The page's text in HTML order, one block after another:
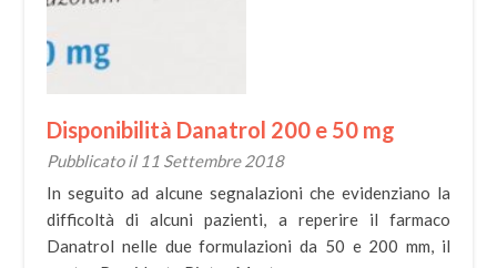
Disponibilità Danatrol 200 e 50 mg
Pubblicato il 11 Settembre 2018
In seguito ad alcune segnalazioni che evidenziano la
difficoltà di alcuni pazienti, a reperire il farmaco
Danatrol nelle due formulazioni da 50 e 200 mm, il